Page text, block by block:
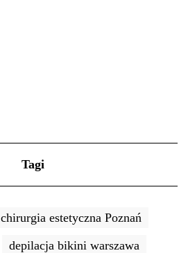
Tagi
chirurgia estetyczna Poznań
depilacja bikini warszawa